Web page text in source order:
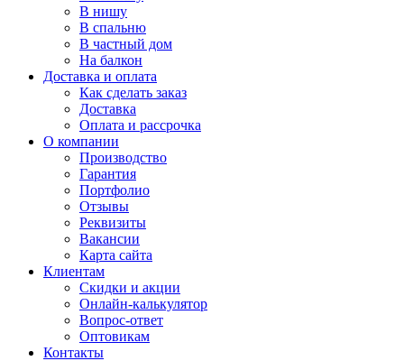
В нишу
В спальню
В частный дом
На балкон
Доставка и оплата
Как сделать заказ
Доставка
Оплата и рассрочка
О компании
Производство
Гарантия
Портфолио
Отзывы
Реквизиты
Вакансии
Карта сайта
Клиентам
Скидки и акции
Онлайн-калькулятор
Вопрос-ответ
Оптовикам
Контакты